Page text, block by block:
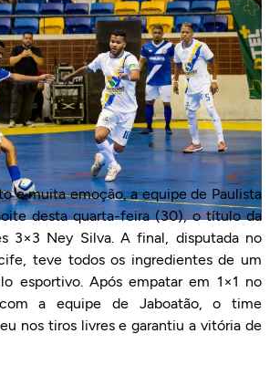
e muita emoção, a equipe de Paulista
desta quarta-feira (30), o título da
3×3 Ney Silva. A final, disputada no
teve todos os ingredientes de um
esportivo. Após empatar em 1×1 no
a equipe de Jaboatão, o time
nos tiros livres e garantiu a vitória de